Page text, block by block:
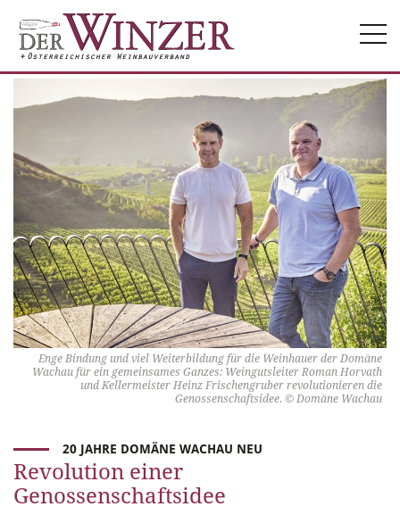
Enge Bindung und viel Weiterbildung für die Weinhauer der Domäne
Wachau für ein gemeinsames Ganzes: Weingutsleiter Roman Horvath
und Kellermeister Heinz Frischengruber revolutionieren die
Genossenschaftsidee. © Domäne Wachau
20 JAHRE DOMÄNE WACHAU NEU
Revolution einer
Genossenschaftsidee